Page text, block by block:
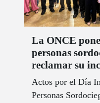
La ONCE
personas
reclamar su
Actos por el Día
Personas